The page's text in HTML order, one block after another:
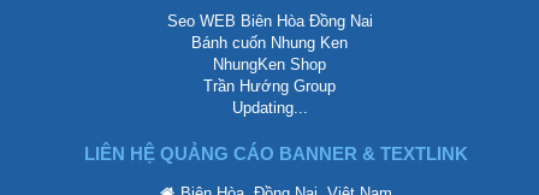
Seo WEB Biên Hòa Đồng Nai
Bánh cuốn Nhung Ken
NhungKen Shop
Trần Hướng Group
Updating...
LIÊN HỆ QUẢNG CÁO BANNER & TEXTLINK